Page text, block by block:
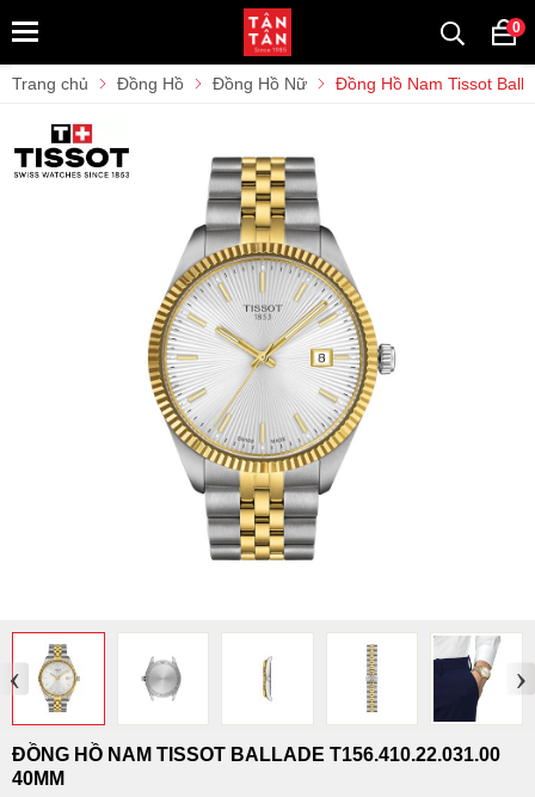
0
Trang chủ Đồng Hồ Đồng Hồ Nữ Đồng Hồ Nam Tissot
‹ ›
ĐỒNG HỒ NAM TISSOT BALLADE T156.410.22.031.00
40MM